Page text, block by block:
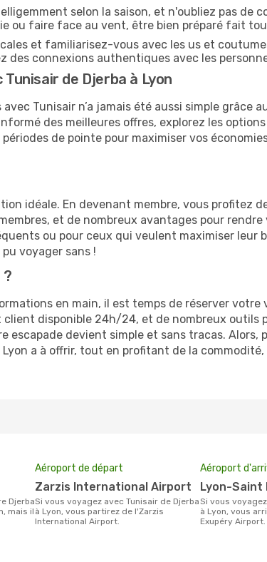
selon la saison, et n'oubliez pas de
ou faire face au vent, être bien préparé fait
et familiarisez-vous avec les us et
connexions authentiques avec les
de Djerba à Lyon
Tunisair n’a jamais été aussi simple
des meilleures offres, explorez les
de pointe pour maximiser vos
idéale. En devenant membre, vous profitez
et de nombreux avantages pour
ou pour ceux qui veulent maximiser leur
voyager sans !
en main, il est temps de réserver votre
client disponible 24h/24, et de nombreux outils
escapade devient simple et sans tracas. Alors,
a à offrir, tout en profitant de la commodité,
mais il
Aéroport de départ
Zarzis International Airport
Si vous voyagez avec Tunisair de Djerba
à Lyon, vous partirez de l'Zarzis
International Airport.
Aéroport
Lyon-
Si vous voyagez avec Tunisair de Djerba
à Lyon, vous
Exupéry Airport.